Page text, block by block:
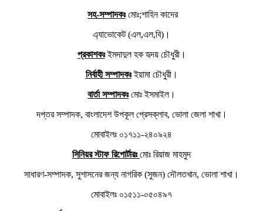
সহ-সম্পাদকঃমোঃ;শাহিন কাদের
এ্যাভোকেট (এল,এল,বি)।
প্রকাশকঃইমদাদুল হক হৃদয় চৌধুরী।
নির্বাহী সম্পাদকঃইয়ামা চৌধুরী।
বার্তা সম্পাদকঃমোঃ ইসমাইল।
দপ্তর সম্পাদক, বাংলাদেশ উপকূল প্রেসক্লাব, ভোলা জেলা শাখা।
মোবাইলঃ ০১৭১১-২৪০৯২৪
সিনিয়র স্টাফ রিপোর্টারঃমোঃ রিয়াজ মাহমুদ
সাধারণ-সম্পাদক, সুশাসনের জন্য নাগরিক (সুজন) দৌলতখান, ভোলা শাখা।
মোবাইলঃ ০১৫১১-০৫০৪৯৭